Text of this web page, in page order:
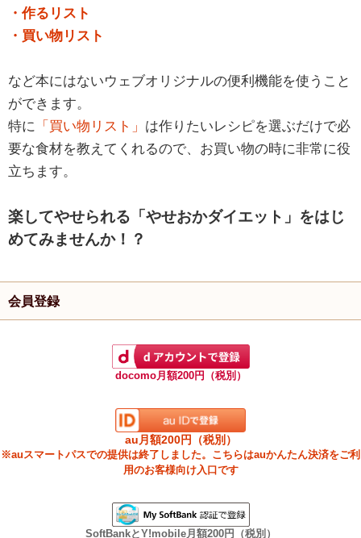
・作るリスト
・買い物リスト
など本にはないウェブオリジナルの便利機能を使うこと
ができます。
特に 「買い物リスト」 は作りたいレシピを選ぶだけで必
要な食材を教えてくれるので、お買い物の時に非常に役
立ちます。
楽してやせられる「やせおかダイエット」をはじ
めてみませんか！？
会員登録
docomo月額200円（税別）
au月額200円（税別）
※auスマートパスでの提供は終了しました。こちらはauかんたん決済をご利
用のお客様向け入口です
SoftBankとY!mobile月額200円（税別）